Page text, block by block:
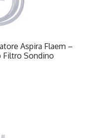
Aspira Flaem –
Filtro Sondino